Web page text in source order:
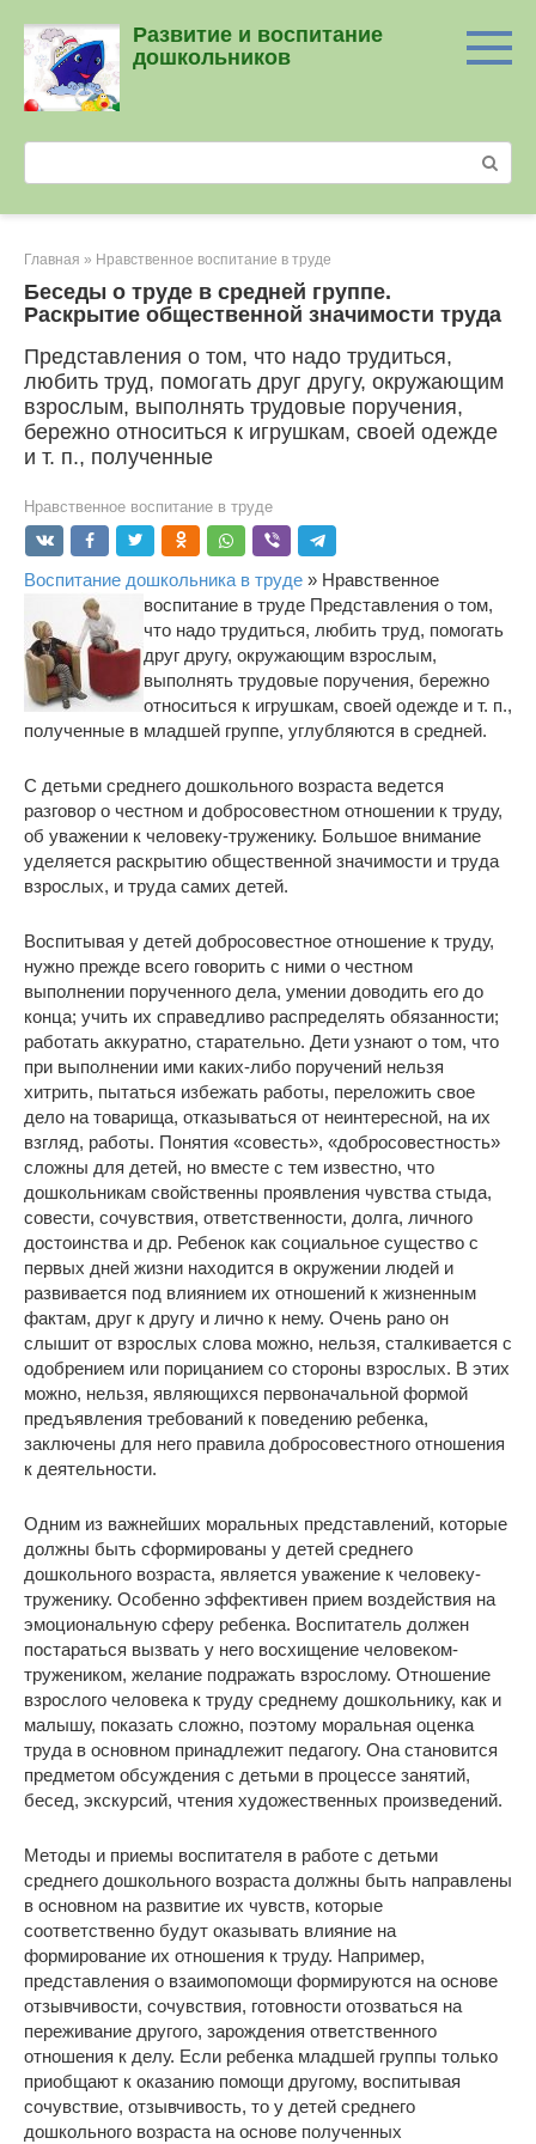
контенту
Развитие и воспитание
дошкольников
Главная » Нравственное воспитание в труде
Беседы о труде в средней группе.
Раскрытие общественной значимости труда
Представления о том, что надо трудиться,
любить труд, помогать друг другу, окружающим
взрослым, выполнять трудовые поручения,
бережно относиться к игрушкам, своей одежде
и т. п., полученные
Нравственное воспитание в труде
Воспитание дошкольника в труде » Нравственное
воспитание в труде Представления о том,
что надо трудиться, любить труд, помогать
друг другу, окружающим взрослым,
выполнять трудовые поручения, бережно
относиться к игрушкам, своей одежде и т. п.,
полученные в младшей группе, углубляются в средней.
С детьми среднего дошкольного возраста ведется
разговор о честном и добросовестном отношении к труду,
об уважении к человеку-труженику. Большое внимание
уделяется раскрытию общественной значимости и труда
взрослых, и труда самих детей.
Воспитывая у детей добросовестное отношение к труду,
нужно прежде всего говорить с ними о честном
выполнении порученного дела, умении доводить его до
конца; учить их справедливо распределять обязанности;
работать аккуратно, старательно. Дети узнают о том, что
при выполнении ими каких-либо поручений нельзя
хитрить, пытаться избежать работы, переложить свое
дело на товарища, отказываться от неинтересной, на их
взгляд, работы. Понятия «совесть», «добросовестность»
сложны для детей, но вместе с тем известно, что
дошкольникам свойственны проявления чувства стыда,
совести, сочувствия, ответственности, долга, личного
достоинства и др. Ребенок как социальное существо с
первых дней жизни находится в окружении людей и
развивается под влиянием их отношений к жизненным
фактам, друг к другу и лично к нему. Очень рано он
слышит от взрослых слова можно, нельзя, сталкивается с
одобрением или порицанием со стороны взрослых. В этих
можно, нельзя, являющихся первоначальной формой
предъявления требований к поведению ребенка,
заключены для него правила добросовестного отношения
к деятельности.
Одним из важнейших моральных представлений, которые
должны быть сформированы у детей среднего
дошкольного возраста, является уважение к человеку-
труженику. Особенно эффективен прием воздействия на
эмоциональную сферу ребенка. Воспитатель должен
постараться вызвать у него восхищение человеком-
тружеником, желание подражать взрослому. Отношение
взрослого человека к труду среднему дошкольнику, как и
малышу, показать сложно, поэтому моральная оценка
труда в основном принадлежит педагогу. Она становится
предметом обсуждения с детьми в процессе занятий,
бесед, экскурсий, чтения художественных произведений.
Методы и приемы воспитателя в работе с детьми
среднего дошкольного возраста должны быть направлены
в основном на развитие их чувств, которые
соответственно будут оказывать влияние на
формирование их отношения к труду. Например,
представления о взаимопомощи формируются на основе
отзывчивости, сочувствия, готовности отозваться на
переживание другого, зарождения ответственного
отношения к делу. Если ребенка младшей группы только
приобщают к оказанию помощи другому, воспитывая
сочувствие, отзывчивость, то у детей среднего
дошкольного возраста на основе полученных